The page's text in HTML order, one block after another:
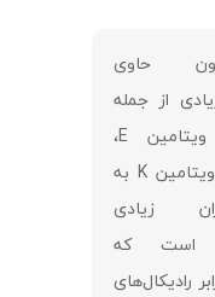
حاوی
از جمله
ویتامین A، ویتامین E،
ویتامین D و ویتامین K به
زیادی
است که
رادیکال‌های